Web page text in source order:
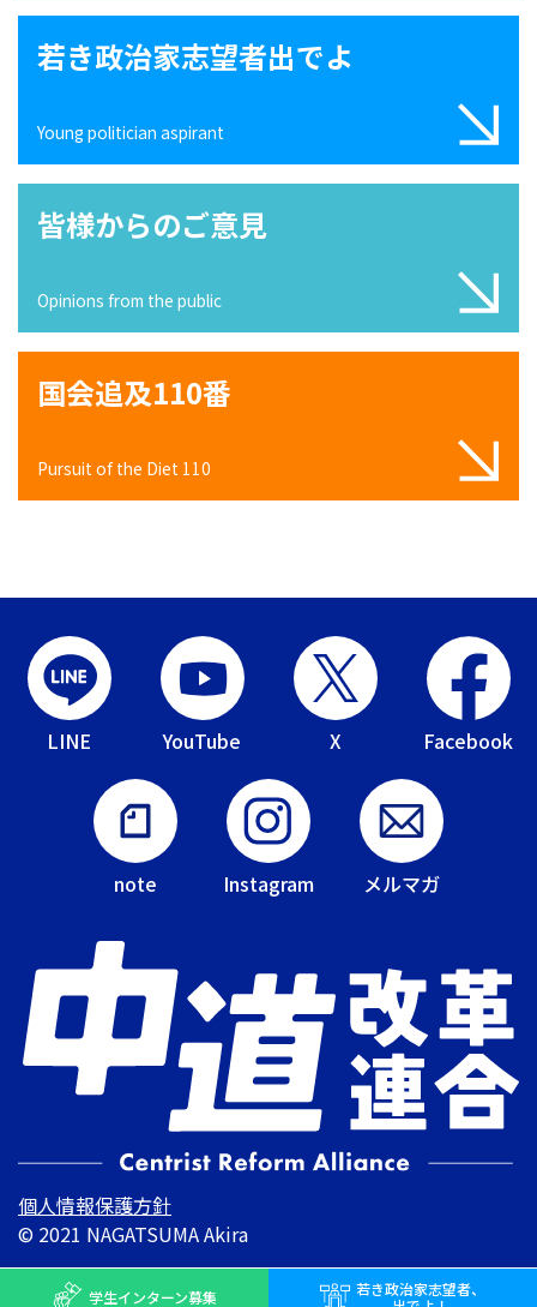
若き政治家志望者出でよ
Young politician aspirant
皆様からのご意見
Opinions from the public
国会追及110番
Pursuit of the Diet 110
LINE YouTube X Facebook
note Instagram メルマガ
個人情報保護方針
© 2021 NAGATSUMA Akira
学生インターン募集 若き政治家志望者、